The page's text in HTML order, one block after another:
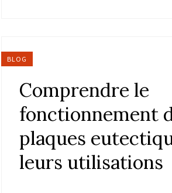
BLOG
Comprendre le
fonctionnement
plaques
leurs utilisations